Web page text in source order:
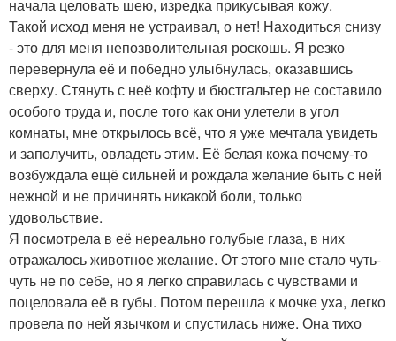
начала целовать шею, изредка прикусывая кожу.
Такой исход меня не устраивал, о нет! Находиться снизу
- это для меня непозволительная роскошь. Я резко
перевернула её и победно улыбнулась, оказавшись
сверху. Стянуть с неё кофту и бюстгальтер не составило
особого труда и, после того как они улетели в угол
комнаты, мне открылось всё, что я уже мечтала увидеть
и заполучить, овладеть этим. Её белая кожа почему-то
возбуждала ещё сильней и рождала желание быть с ней
нежной и не причинять никакой боли, только
удовольствие.
Я посмотрела в её нереально голубые глаза, в них
отражалось животное желание. От этого мне стало чуть-
чуть не по себе, но я легко справилась с чувствами и
поцеловала её в губы. Потом перешла к мочке уха, легко
провела по ней язычком и спустилась ниже. Она тихо